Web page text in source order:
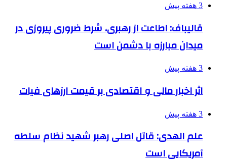
3 هفته پیش
قالیباف: اطاعت از رهبری، شرط ضروری پیروزی در
میدان مبارزه با دشمن است
3 هفته پیش
اثر اخبار مالی و اقتصادی بر قیمت ارزهای فیات
3 هفته پیش
علم الهدی: قاتل اصلی رهبر شهید نظام سلطه
آمریکایی است